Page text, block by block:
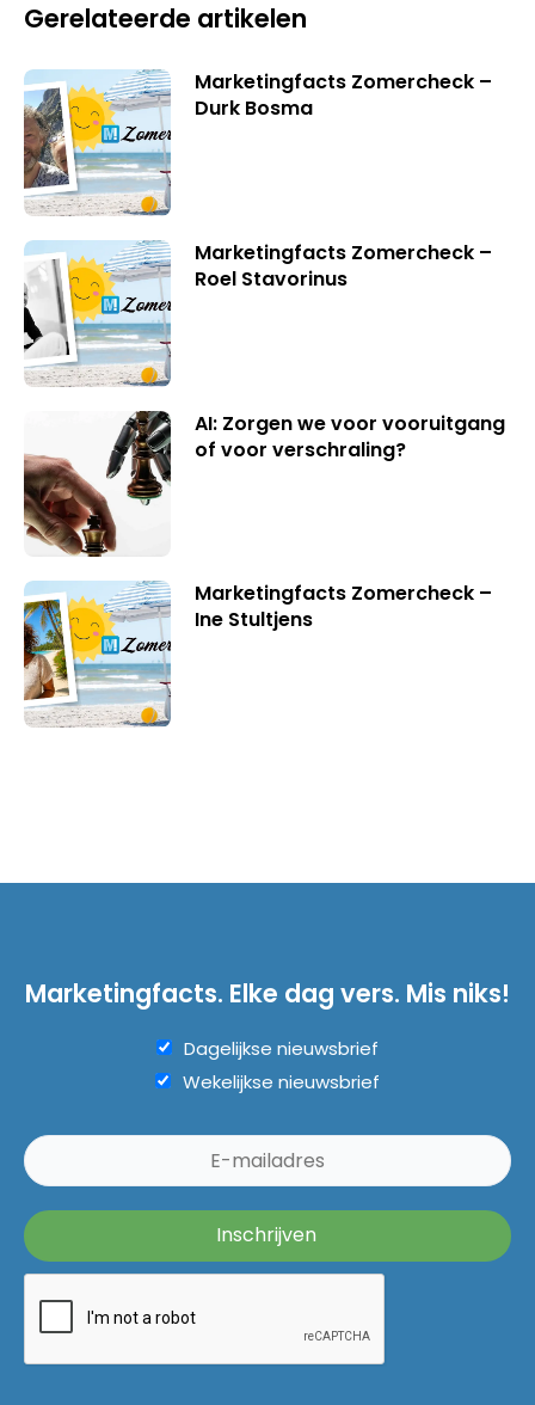
Gerelateerde artikelen
Marketingfacts Zomercheck –
Durk Bosma
Marketingfacts Zomercheck –
Roel Stavorinus
AI: Zorgen we voor vooruitgang
of voor verschraling?
Marketingfacts Zomercheck –
Ine Stultjens
Marketingfacts. Elke dag vers. Mis niks!
Dagelijkse nieuwsbrief
Wekelijkse nieuwsbrief